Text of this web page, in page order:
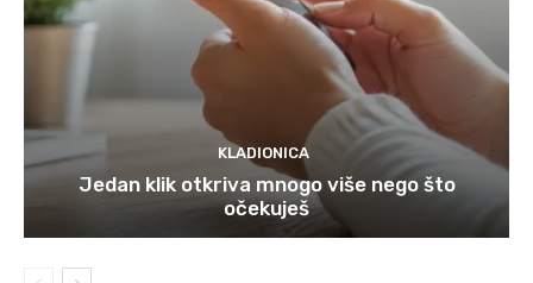
KLADIONICA
Jedan klik otkriva mnogo više nego što
očekuješ